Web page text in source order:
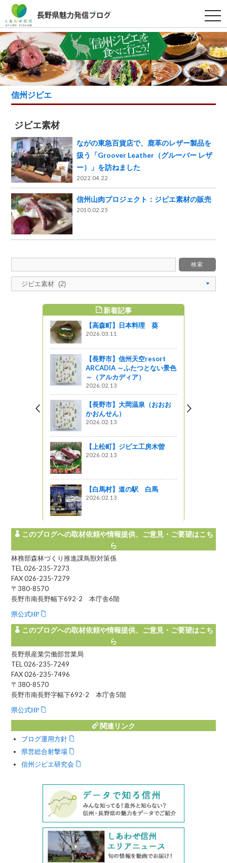
t
o
g
g
l
e
n
a
v
i
t
信州ジビエ
ジビエ素材
ながの東急百貨店で、鹿革のレザー製品を
扱う「Groover Leather（グルーバー レザ
ー）」を訪ねました
2022.04.22
信州山肉プロジェクト：ジビエ素材の販売
2010.02.25
新着記事
【高森町】日本料理 葵
2026.03.11
【長野市】信州天空resort
ARCADIA ～ふたつとない景色
～（アルカディア）
2026.02.13
【長野市】大岡温泉（おおお
かおんせん）
2026.02.13
【上松町】ジビエ工房木曽
2026.02.13
【白馬村】道の駅 白馬
2026.02.13
このブログへの取材依頼や情報提供、ご意見・ご要望はこち
ら
林務部森林づくり推進課鳥獣対策係
TEL 026-235-7273
FAX 026-235-7279
〒380-8570
長野市南長野幅下692-2 本庁舎6階
県公式HP
このブログへの取材依頼や情報提供、ご意見・ご要望はこち
ら
長野県産業労働部営業局
TEL 026-235-7249
FAX 026-235-7496
〒380-8570
長野市南長野字幅下692-2 本庁舎5階
県公式HP
関連リンク
ブログ運用方針
県営総合射撃場
信州ジビエ研究会